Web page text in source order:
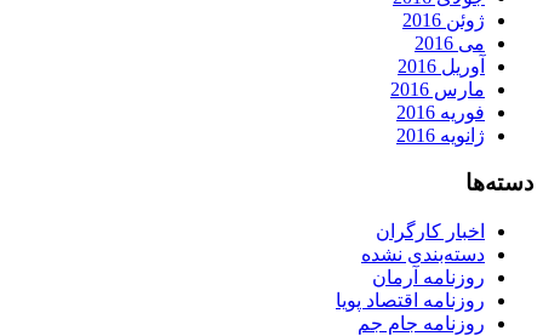
ژوئن 2016
می 2016
آوریل 2016
مارس 2016
فوریه 2016
ژانویه 2016
دسته‌ها
اخبار کارگران
دسته‌بندی نشده
روزنامه آرمان
روزنامه اقتصاد پویا
روزنامه جام جم